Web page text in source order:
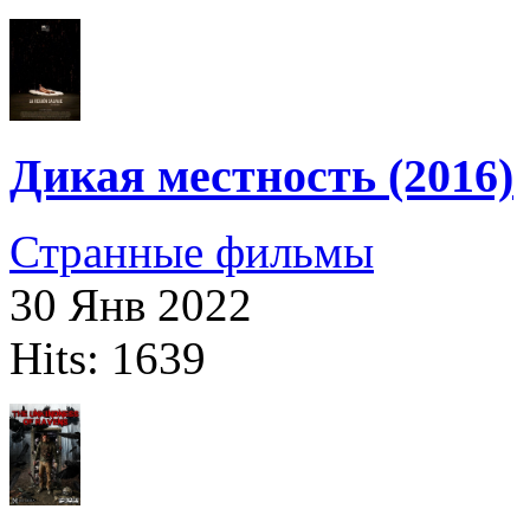
Дикая местность (2016)
Странные фильмы
30 Янв 2022
Hits: 1639